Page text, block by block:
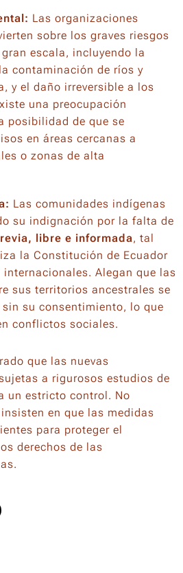
Las organizaciones
sobre los graves riesgos
escala, incluyendo la
contaminación de ríos y
y el daño irreversible a los
una preocupación
posibilidad de que se
en áreas cercanas a
o zonas de alta
Las comunidades indígenas
su indignación por la falta de
libre e informada, tal
la Constitución de Ecuador
internacionales. Alegan que las
sus territorios ancestrales se
su consentimiento, lo que
conflictos sociales.
que las nuevas
a rigurosos estudios de
un estricto control. No
en que las medidas
para proteger el
derechos de las